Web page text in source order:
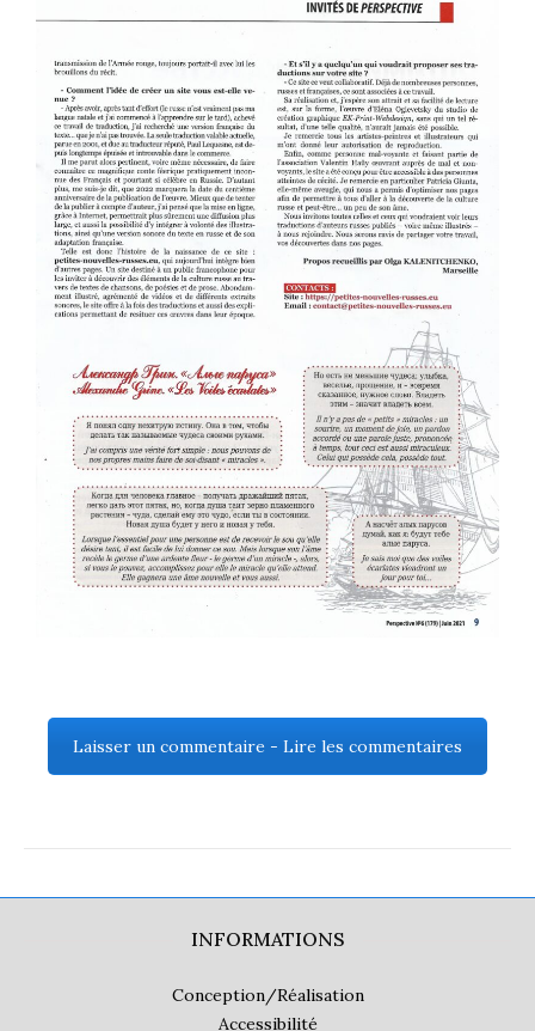
Laisser un commentaire - Lire les commentaires
INFORMATIONS
Conception/Réalisation
Accessibilité